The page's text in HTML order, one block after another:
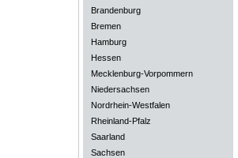
Brandenburg
Bremen
Hamburg
Hessen
Mecklenburg-Vorpommern
Niedersachsen
Nordrhein-Westfalen
Rheinland-Pfalz
Saarland
Sachsen